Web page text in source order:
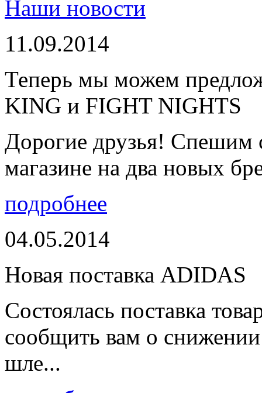
Наши новости
11.09.2014
Теперь мы можем
KING и FIGHT NIGHTS
Дорогие друзья! Спешим
магазине на два новых
подробнее
04.05.2014
Новая поставка ADIDAS
Состоялась поставка
сообщить вам о
шле...